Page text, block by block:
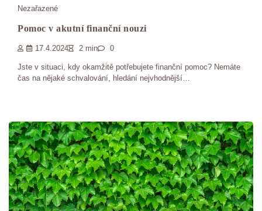
Nezařazené
Pomoc v akutní finanční nouzi
17.4.2024 2 min 0
Jste v situaci, kdy okamžitě potřebujete finanční pomoc? Nemáte
čas na nějaké schvalování, hledání nejvhodnější…